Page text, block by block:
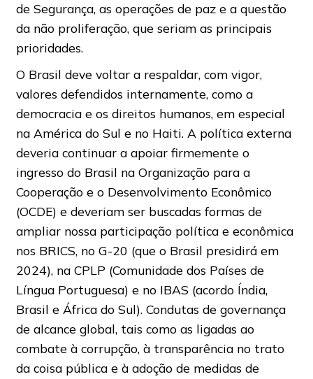
de Segurança, as operações de paz e a questão
da não proliferação, que seriam as principais
prioridades.
O Brasil deve voltar a respaldar, com vigor,
valores defendidos internamente, como a
democracia e os direitos humanos, em especial
na América do Sul e no Haiti. A política externa
deveria continuar a apoiar firmemente o
ingresso do Brasil na Organização para a
Cooperação e o Desenvolvimento Econômico
(OCDE) e deveriam ser buscadas formas de
ampliar nossa participação política e econômica
nos BRICS, no G-20 (que o Brasil presidirá em
2024), na CPLP (Comunidade dos Países de
Língua Portuguesa) e no IBAS (acordo Índia,
Brasil e África do Sul). Condutas de governança
de alcance global, tais como as ligadas ao
combate à corrupção, à transparência no trato
da coisa pública e à adoção de medidas de